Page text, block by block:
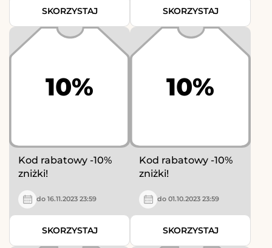
SKORZYSTAJ SKORZYSTAJ
10%
Kod rabatowy -10%
zniżki!
do 16.11.2023 23:59
SKORZYSTAJ
10%
Kod rabatowy -10%
zniżki!
do 01.10.2023 23:59
SKORZYSTAJ